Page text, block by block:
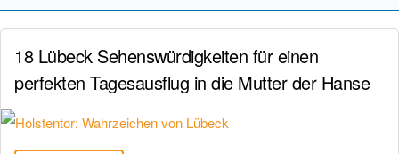
18 Lübeck Sehenswürdigkeiten für einen
perfekten Tagesausflug in die Mutter der Hanse